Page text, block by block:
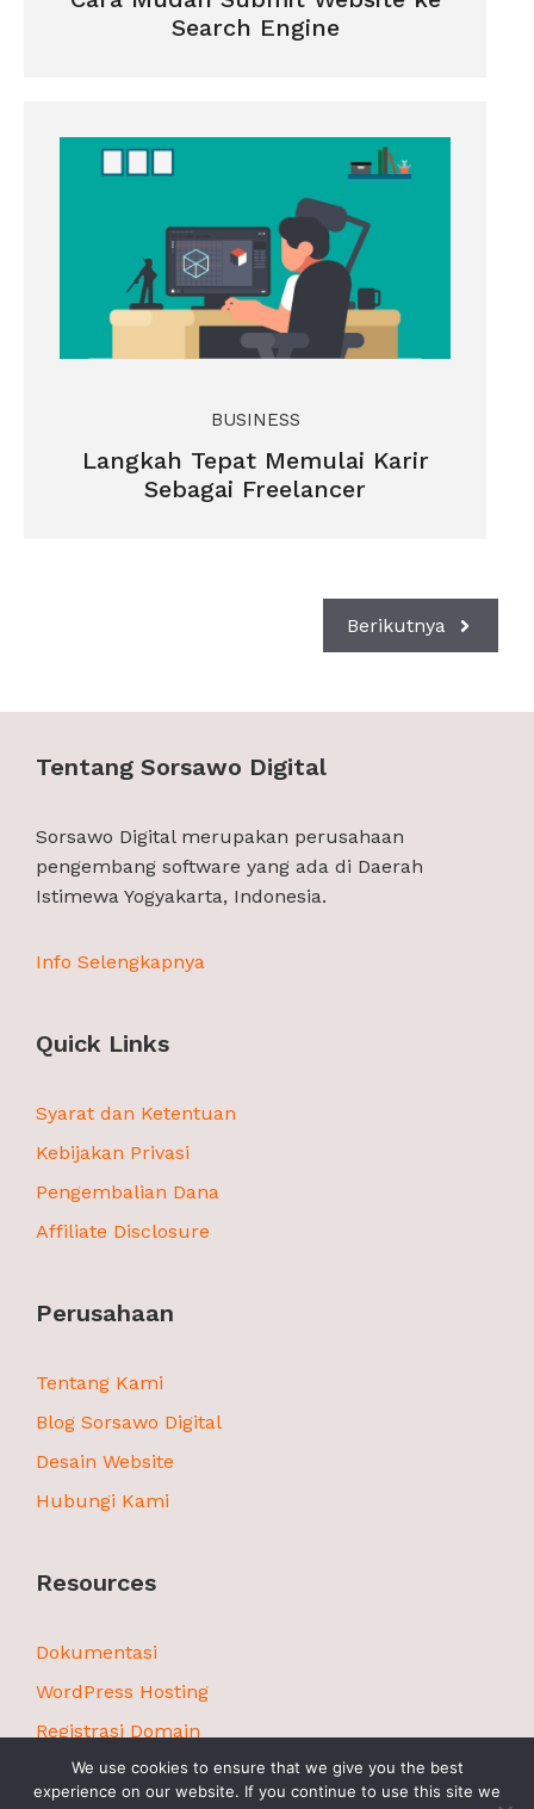
Search Engine
BUSINESS
Langkah Tepat Memulai Karir
Sebagai Freelancer
Berikutnya
Tentang Sorsawo Digital
Sorsawo Digital merupakan perusahaan
pengembang software yang ada di Daerah
Istimewa Yogyakarta, Indonesia.
Info Selengkapnya
Quick Links
Syarat dan Ketentuan
Kebijakan Privasi
Pengembalian Dana
Affiliate Disclosure
Perusahaan
Tentang Kami
Blog Sorsawo Digital
Desain Website
Hubungi Kami
Resources
Dokumentasi
WordPress Hosting
Registrasi Domain
We use cookies to ensure that we give you the best
experience on our website. If you continue to use this site we